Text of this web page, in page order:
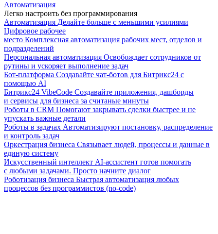
Автоматизация
Легко настроить без программирования
Автоматизация Делайте больше с меньшими усилиями
Цифровое рабочее
место Комплексная автоматизация рабочих мест, отделов и
подразделений
Персональная автоматизация Освобождает сотрудников от
рутины и ускоряет выполнение задач
Бот-платформа Создавайте чат-ботов для Битрикс24 с
помощью AI
Битрикс24 VibeCode Создавайте приложения, дашборды
и сервисы для бизнеса за считаные минуты
Роботы в CRM Помогают закрывать сделки быстрее и не
упускать важные детали
Роботы в задачах Автоматизируют постановку, распределение
и контроль задач
Оркестрация бизнеса Связывает людей, процессы и данные в
единую систему
Искусственный интеллект AI-ассистент готов помогать
с любыми задачами. Просто начните диалог
Роботизация бизнеса Быстрая автоматизация любых
процессов без программистов (no-code)